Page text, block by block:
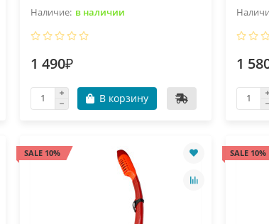
в наличии
1 490₽
В корзину
1
SALE 10% SALE 10%